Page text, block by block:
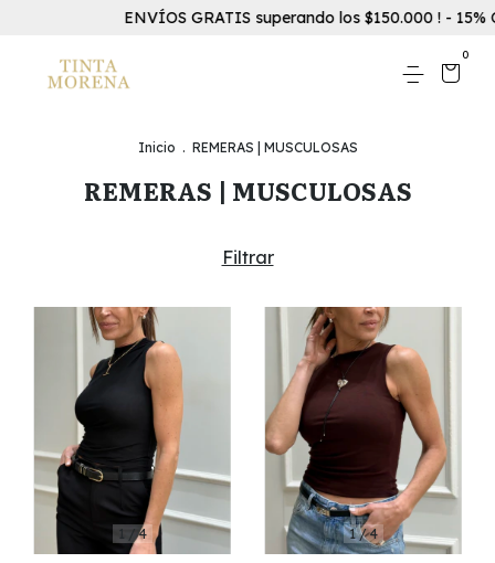
ENVÍOS GRATIS superando los $150.000 ! - 15% OFF
0
Inicio . REMERAS | MUSCULOSAS
REMERAS | MUSCULOSAS
Filtrar
1 /4 1/4